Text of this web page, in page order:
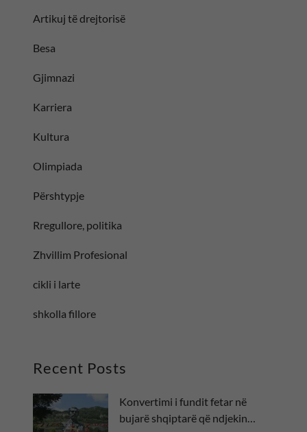
Artikuj të drejtorisë
Besa
Gjimnazi
Karriera
Kultura
Olimpiada
Përshtypje
Rregullore, politika
Zhvillim Profesional
cikli i larte
shkolla fillore
Recent Posts
Konvertimi i fundit fetar në
bujarë shqiptarë që ndjekin